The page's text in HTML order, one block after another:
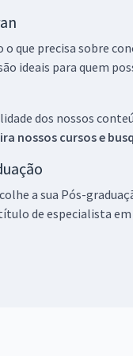
o que precisa sobre
ideais para quem
dos nossos
nossos cursos e
a sua Pós-
de especialista em